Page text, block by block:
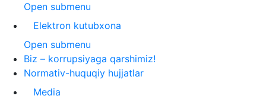
Open submenu
Elektron kutubxona
Open submenu
Biz – korrupsiyaga qarshimiz!
Normativ-huquqiy hujjatlar
Media